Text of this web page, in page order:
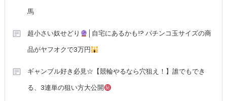
馬
超小さい奴せどり
│自宅にあるかも!? パチンコ玉サイズの商
品がヤフオクで3万円
ギャンブル好き必見☆【競輪やるなら穴狙え！】誰でもでき
る、3連単の狙い方大公開